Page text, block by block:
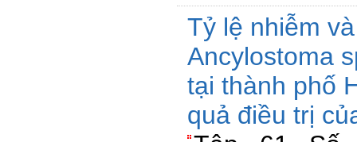
Tỷ lệ nhiễm
Ancylostoma
tại thành phố
quả điều trị